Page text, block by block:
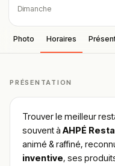
Dimanche
Photo Horaires
PRÉSENTATION
Trouver le meilleur
souvent à AHPÉ
animé & raffiné,
inventive, ses